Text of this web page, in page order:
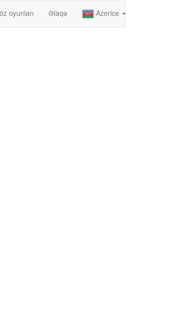
oyunları Əlaqə Azerice